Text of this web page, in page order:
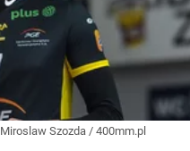
Miroslaw Szozda / 400mm.pl